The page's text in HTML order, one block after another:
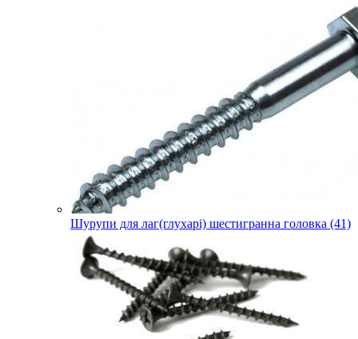
Шурупи для лаг(глухарі) шестигранна головка (41)